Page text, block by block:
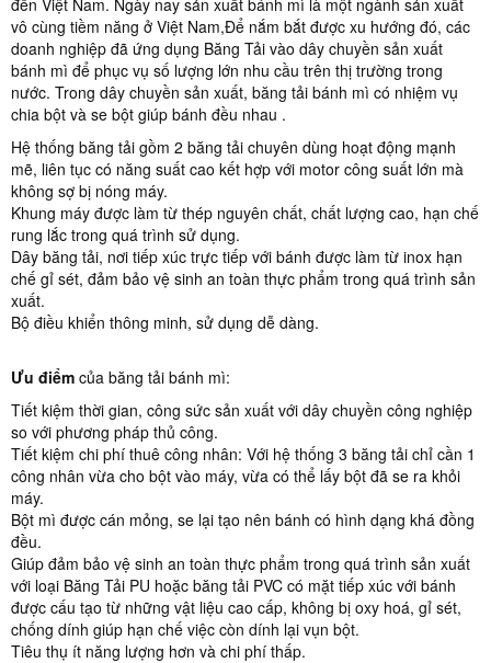
đến Việt Nam. Ngày nay sản xuất bánh mì là một ngành sản xuất
vô cùng tiềm năng ở Việt Nam,Để nắm bắt được xu hướng đó, các
doanh nghiệp đã ứng dụng Băng Tải vào dây chuyền sản xuất
bánh mì để phục vụ số lượng lớn nhu cầu trên thị trường trong
nước. Trong dây chuyền sản xuất, băng tải bánh mì có nhiệm vụ
chia bột và se bột giúp bánh đều nhau .
Hệ thống băng tải gồm 2 băng tải chuyên dùng hoạt động mạnh
mẽ, liên tục có năng suất cao kết hợp với motor công suất lớn mà
không sợ bị nóng máy.
Khung máy được làm từ thép nguyên chất, chất lượng cao, hạn chế
rung lắc trong quá trình sử dụng.
Dây băng tải, nơi tiếp xúc trực tiếp với bánh được làm từ inox hạn
chế gỉ sét, đảm bảo vệ sinh an toàn thực phẩm trong quá trình sản
xuất.
Bộ điều khiển thông minh, sử dụng dễ dàng.
Ưu điểm của băng tải bánh mì:
Tiết kiệm thời gian, công sức sản xuất với dây chuyền công nghiệp
so với phương pháp thủ công.
Tiết kiệm chi phí thuê công nhân: Với hệ thống 3 băng tải chỉ cần 1
công nhân vừa cho bột vào máy, vừa có thể lấy bột đã se ra khỏi
máy.
Bột mì được cán mỏng, se lại tạo nên bánh có hình dạng khá đồng
đều.
Giúp đảm bảo vệ sinh an toàn thực phẩm trong quá trình sản xuất
với loại Băng Tải PU hoặc băng tải PVC có mặt tiếp xúc với bánh
được cấu tạo từ những vật liệu cao cấp, không bị oxy hoá, gỉ sét,
chống dính giúp hạn chế việc còn dính lại vụn bột.
Tiêu thụ ít năng lượng hơn và chi phí thấp.